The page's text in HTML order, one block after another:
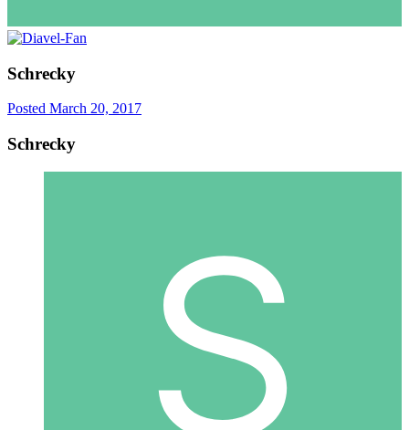
Schrecky
Posted March 20, 2017
Schrecky